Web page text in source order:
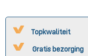
Topkwaliteit
Gratis bezorging